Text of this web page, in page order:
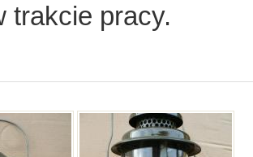
trakcie pracy.